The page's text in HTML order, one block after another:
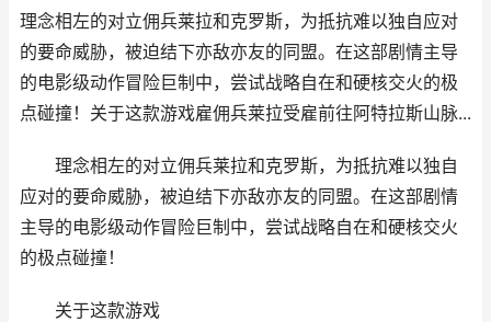
理念相左的对立佣兵莱拉和克罗斯，为抵抗难以独自应对
的要命威胁，被迫结下亦敌亦友的同盟。在这部剧情主导
的电影级动作冒险巨制中，尝试战略自在和硬核交火的极
点碰撞！关于这款游戏雇佣兵莱拉受雇前往阿特拉斯山脉...
理念相左的对立佣兵莱拉和克罗斯，为抵抗难以独自
应对的要命威胁，被迫结下亦敌亦友的同盟。在这部剧情
主导的电影级动作冒险巨制中，尝试战略自在和硬核交火
的极点碰撞！
关于这款游戏